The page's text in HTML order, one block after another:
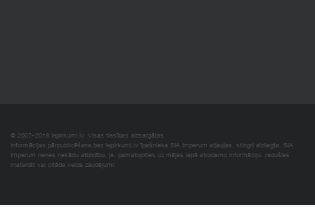
© 2007–2018 Iepirkumi.lv. Visas tiesības aizsargātas.
Informācijas pārpublicēšana bez iepirkumi.lv īpašnieka SIA Imperum atļaujas, stingri aizliegta. SIA
Imperum nenes nekādu atbildību, ja, pamatojoties uz mājas lapā atrodamo informāciju, radušies
materiāli vai citāda veida zaudējumi.